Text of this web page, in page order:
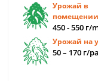
Урожай в
помещении
450 - 550 г/
Урожай на
50 – 170 г/